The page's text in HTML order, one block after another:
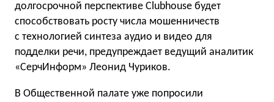
долгосрочной перспективе Clubhouse будет
способствовать росту числа мошенничеств
с технологией синтеза аудио и видео для
подделки речи, предупреждает ведущий аналитик
«СерчИнформ» Леонид Чуриков.
В Общественной палате уже попросили